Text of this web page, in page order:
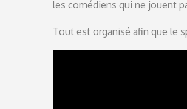
les comédiens qui ne jouent
Tout est organisé afin que le